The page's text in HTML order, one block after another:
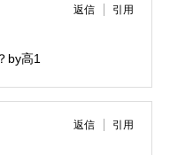
返信 引用
by高1
返信 引用